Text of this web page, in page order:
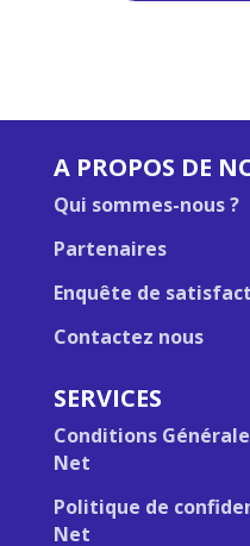
A PROPOS DE
Qui sommes-nous ?
Partenaires
Enquête de
Contactez nous
SERVICES
Conditions
Net
Politique de
Net